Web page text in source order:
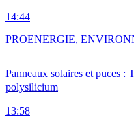
14:44
Panneaux solaires et puces :
polysilicium
13:58
PROENERGIE,